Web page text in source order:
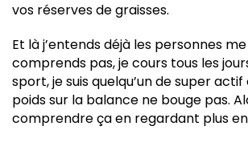
vos réserves de graisses.
Et là j’entends déjà les personnes
comprends pas, je cours tous les
sport, je suis quelqu’un de super
poids sur la balance ne bouge pas.
comprendre ça en regardant plus